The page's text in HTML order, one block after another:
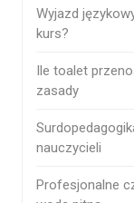
Wyjazd
kurs?
Ile toalet
zasady
nauczycieli
Profesjonalne